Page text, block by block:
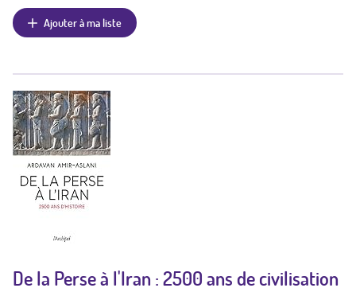
Ajouter à ma liste
De la Perse à l'Iran : 2500 ans de civilisation